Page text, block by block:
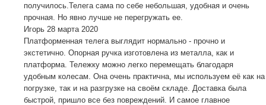
получилось.Телега сама по себе небольшая, удобная и очень
прочная. Но явно лучше не перегружать ее.
Игорь 28 марта 2020
Платформенная телега выглядит нормально - прочно и
экстетично. Опорная ручка изготовлена ​​из металла, как и
платформа. Тележку можно легко перемещать благодаря
удобным колесам. Она очень практична, мы используем её как на
погрузке, так и на разгрузке на своём складе. Доставка была
быстрой, пришло все без повреждений. И самое главное